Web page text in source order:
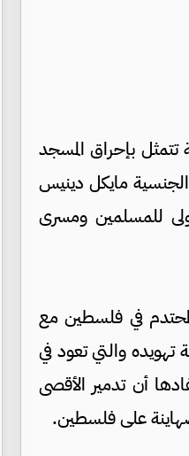
والإسلامية تتمثل بإحراق المسجد
الصهيوني الأسترالي الجنسية مايكل دينيس
للمسلمين ومسرى
في فلسطين مع
والتي تعود في
أن تدمير الأقصى
على فلسطين.